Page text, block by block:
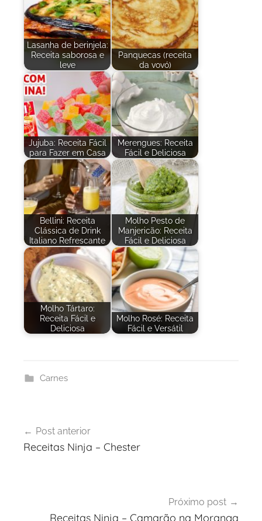
Lasanha de berinjela:
Receita saborosa e
leve
Panquecas (receita
da vovó)
Jujuba: Receita Fácil
para Fazer em Casa
Merengues: Receita
Fácil e Deliciosa
Bellini: Receita
Clássica de Drink
Italiano Refrescante
Molho Pesto de
Manjericão: Receita
Fácil e Deliciosa
Molho Tártaro:
Receita Fácil e
Deliciosa
Molho Rosé: Receita
Fácil e Versátil
Carnes
de
Post anterior
Receitas Ninja – Chester
Próximo post
Receitas Ninja – Camarão na Moranga